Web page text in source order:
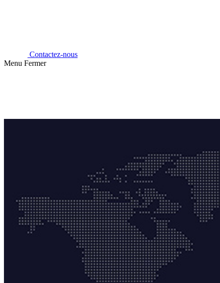
Contactez-nous
Menu Fermer